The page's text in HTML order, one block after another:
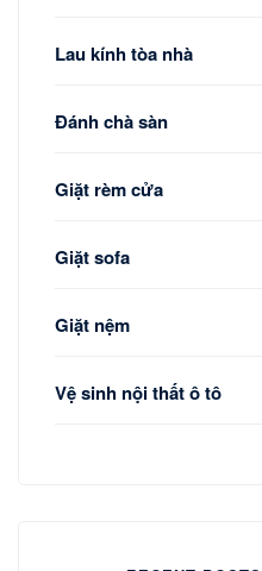
Lau kính tòa nhà
Đánh chà sàn
Giặt rèm cửa
Giặt sofa
Giặt nệm
Vệ sinh nội thất ô tô